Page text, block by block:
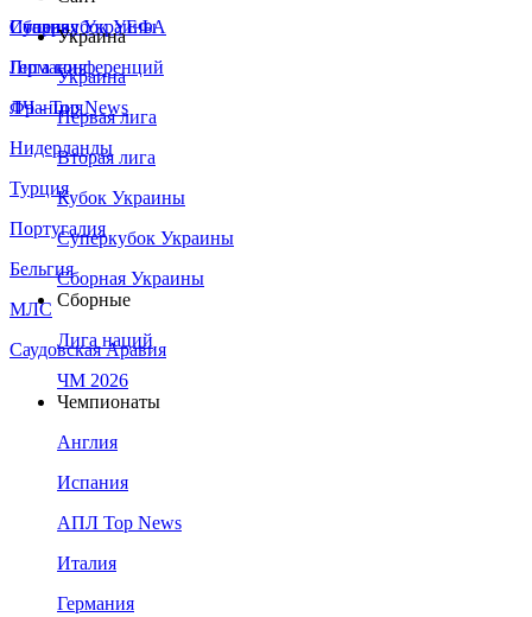
Сборная Украины
Италия
Германия
Франция
Нидерланды
Турция
Португалия
Бельгия
МЛС
Саудовская Аравия
Суперкубок УЕФА
Лига конференций
ЛЧ - Top News
Украина
Украина
Первая лига
Вторая лига
Кубок Украины
Суперкубок Украины
Сборная Украины
Сборные
Лига наций
ЧМ 2026
Чемпионаты
Англия
Испания
АПЛ Top News
Италия
Германия